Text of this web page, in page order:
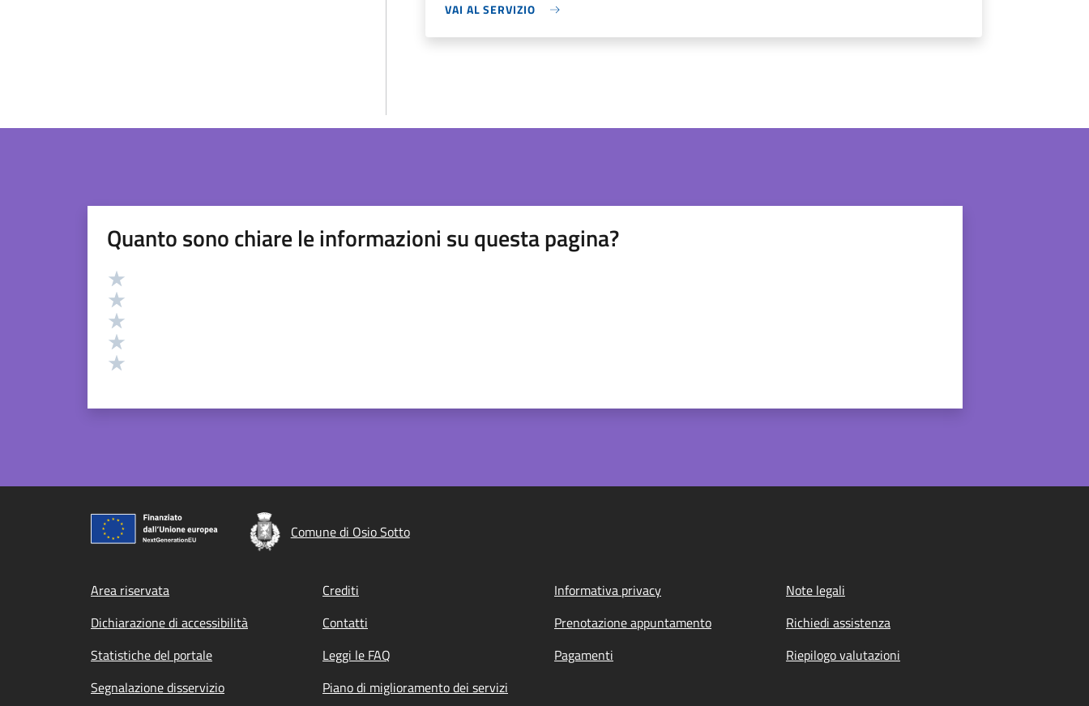
VAI AL SERVIZIO
Quanto sono chiare le informazioni su questa pagina?
Valutazione
Comune di Osio Sotto
Footer menu
Area riservata Crediti Informativa privacy
Note legali
Dichiarazione di accessibilità
Contatti Prenotazione appuntamento
Richiedi assistenza
Statistiche del portale
Leggi le FAQ Pagamenti
Riepilogo valutazioni
Segnalazione disservizio
Piano di miglioramento dei servizi